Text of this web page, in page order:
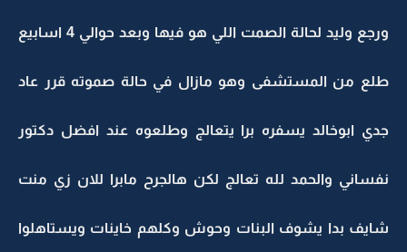
ورجع وليد لحالة الصمت اللي هو فيها وبعد حوالي 4 اسابيع
طلع من المستشفى وهو مازال في حالة صموته قرر عاد
جدي ابوخالد يسفره برا يتعالج وطلعوه عند افضل دكتور
نفساني والحمد لله تعالج لكن هالجرح مابرا للان زي منت
شايف بدا يشوف البنات وحوش وكلهم خاينات ويستاهلوا